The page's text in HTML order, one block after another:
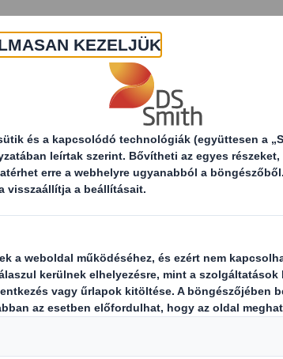
Rólunk Termékek és szolgáltatások
Hírek
Téma Év